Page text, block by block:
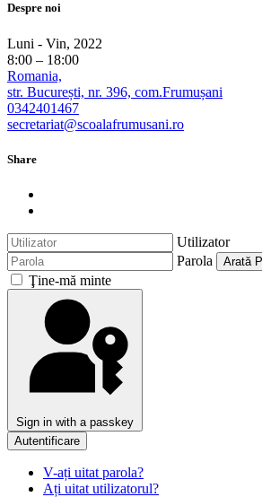
Despre noi
Luni - Vin, 2022
8:00 – 18:00
Romania,
str. București, nr. 396, com.Frumușani
0342401467
secretariat@scoalafrumusani.ro
Share
Utilizator
Parola
Arată
Ţine-mă minte
Sign in with a passkey
Autentificare
V-ați uitat parola?
Ați uitat utilizatorul?